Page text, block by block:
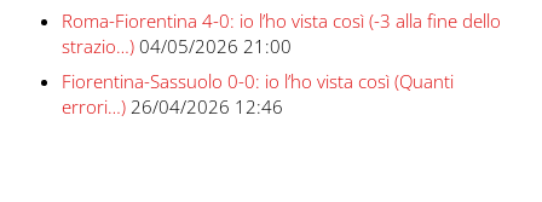
Roma-Fiorentina 4-0: io l’ho vista così (-3 alla fine dello
strazio…) 04/05/2026 21:00
Fiorentina-Sassuolo 0-0: io l’ho vista così (Quanti
errori…) 26/04/2026 12:46